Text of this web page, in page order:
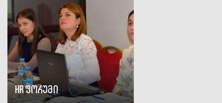
HR ფორუმი